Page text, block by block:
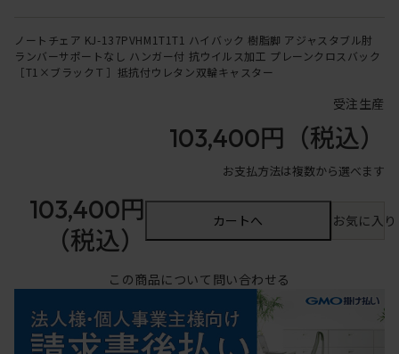
ノートチェア KJ-137PVHM1T1T1 ハイバック 樹脂脚 アジャスタブル肘
ランバーサポートなし ハンガー付 抗ウイルス加工 プレーンクロスバック
［T1×ブラックＴ］抵抗付ウレタン双輪キャスター
受注生産
103,400円 （税込）
お支払方法は複数から選べます
103,400円
（税込）
カートへ お気に入
この商品について問い合わせる